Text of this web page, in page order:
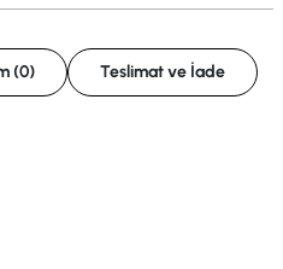
Yorum (0) Teslimat ve İade